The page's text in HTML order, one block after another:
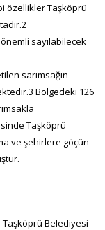
özellikler Taşköprü
sayılabilecek
sarımsağın
Bölgedeki 126
Taşköprü
ve şehirlere göçün
Taşköprü Belediyesi